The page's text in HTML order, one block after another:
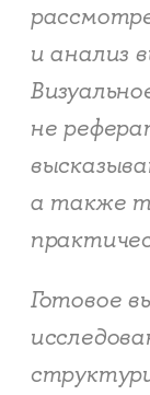
и анализ
не
а также
Готовое